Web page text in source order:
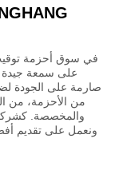
على سمعة جيدة
صارمة على الجودة
من الأحزمة، من